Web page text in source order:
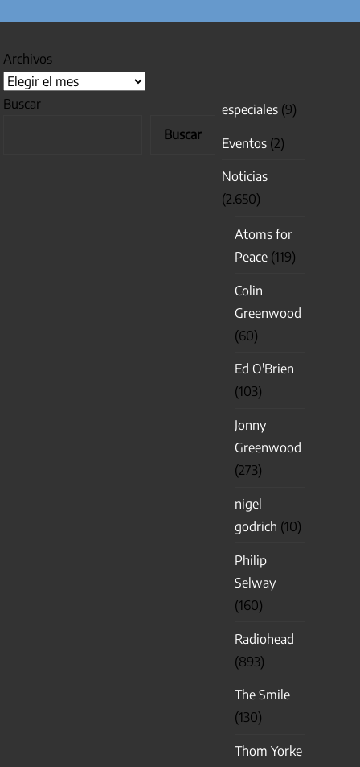
Archivos
Buscar
Buscar
especiales (9)
Eventos (2)
Noticias
(2.650)
Atoms for
Peace (119)
Colin
Greenwood
(60)
Ed O'Brien
(103)
Jonny
Greenwood
(273)
nigel
godrich (10)
Philip
Selway
(160)
Radiohead
(893)
The Smile
(130)
Thom Yorke